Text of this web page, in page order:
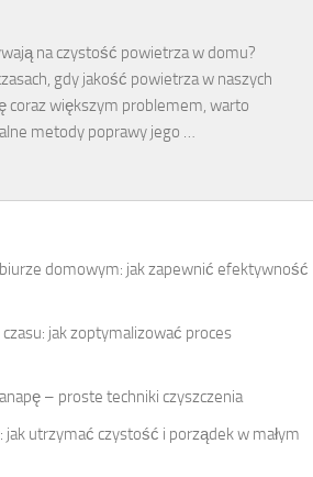
na czystość powietrza w domu?
gdy jakość powietrza w naszych
coraz większym problemem, warto
metody poprawy jego …
domowym: jak zapewnić efektywność
jak zoptymalizować proces
– proste techniki czyszczenia
utrzymać czystość i porządek w małym